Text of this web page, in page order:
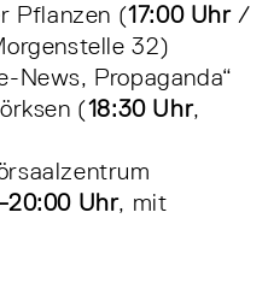
Pflanzen (17:00 Uhr/
32)
News, Propaganda“
(18:30 Uhr,
Uhr, mit